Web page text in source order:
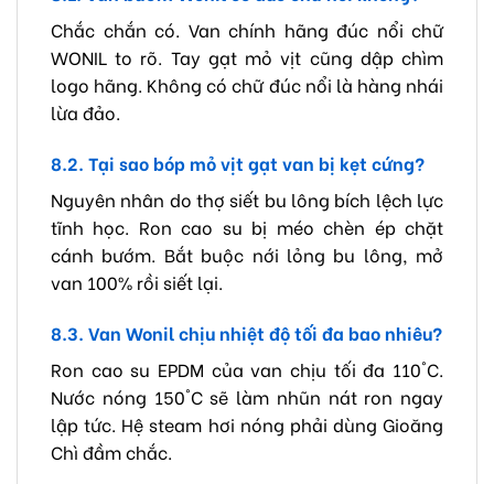
Chắc chắn có. Van chính hãng đúc nổi chữ
WONIL to rõ. Tay gạt mỏ vịt cũng dập chìm
logo hãng. Không có chữ đúc nổi là hàng nhái
lừa đảo.
8.2. Tại sao bóp mỏ vịt gạt van bị kẹt cứng?
Nguyên nhân do thợ siết bu lông bích lệch lực
tĩnh học. Ron cao su bị méo chèn ép chặt
cánh bướm. Bắt buộc nới lỏng bu lông, mở
van 100% rồi siết lại.
8.3. Van Wonil chịu nhiệt độ tối đa bao nhiêu?
Ron cao su EPDM của van chịu tối đa 110°C.
Nước nóng 150°C sẽ làm nhũn nát ron ngay
lập tức. Hệ steam hơi nóng phải dùng Gioăng
Chì đầm chắc.